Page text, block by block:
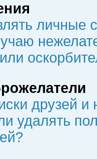
личные
друзей
удалять